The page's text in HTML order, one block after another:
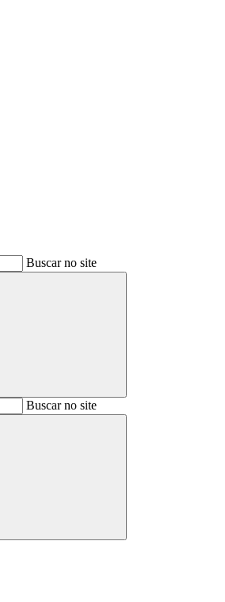
Buscar no site
BuscarBuscar no site
Buscar